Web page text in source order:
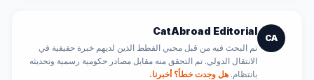
CA
CatAbroad Editorial
تم البحث فيه من قبل محبي القطط الذين لديهم خبرة حقيقية في
الانتقال الدولي. تم التحقق منه مقابل مصادر حكومية رسمية وتحديثه
بانتظام. هل وجدت خطأ؟ أخبرنا.